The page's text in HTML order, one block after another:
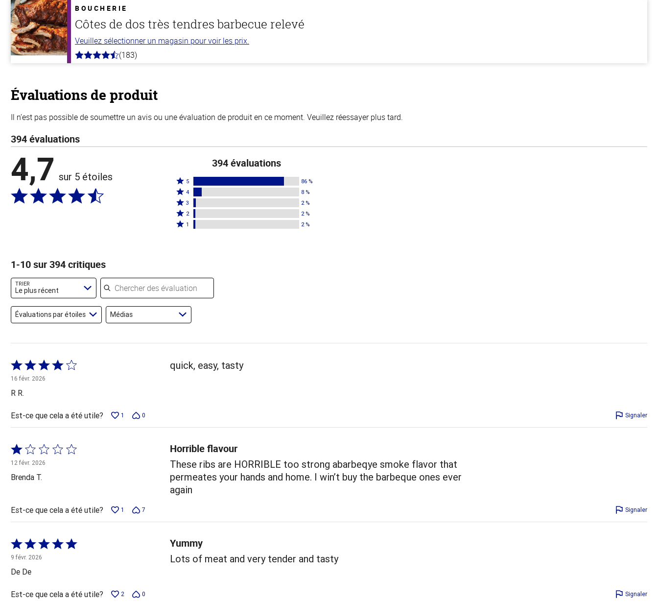
5
stars
BOUCHERIE
Côtes de dos très tendres barbecue relevé
Veuillez sélectionner un magasin pour voir les prix.
4.8
(183)
Évaluations de produit
Il n’est pas possible de soumettre un avis ou une évaluation de produit en ce moment. Veuillez réessayer plus tard.
394 évaluations
4,7 sur 5 étoiles
394 évaluations
Coté
5
étoiles
par
86 %
5 86 %
Coté
4
étoiles
par
4 8 %
Coté
3
étoiles
3 2 %
Coté
2
évaluateurs
2 2 %
Coté1 2 %
1-10 sur 394 critiques
TRIER
Le plus récent
Chercher des évaluations
Évaluations par étoiles Médias
Coté
4 sur
5
16 févr. 2026
R R.
quick, easy, tasty
Est-ce que cela a été utile? 1 0 Signaler
Coté
1 sur
5
12 févr. 2026
Brenda T.
Horrible flavour
These ribs are HORRIBLE too strong abarbeqye smoke flavor that
permeates your hands and home. I win’t buy the barbeque ones ever
again
Est-ce que cela a été utile? 1 7 Signaler
Coté
5 sur
5
9 févr. 2026
De De
Yummy
Lots of meat and very tender and tasty
Est-ce que cela a été utile? 2 0 Signaler